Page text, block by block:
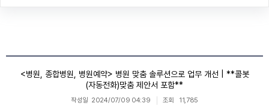
<병원, 종합병원, 병원예약> 병원 맞춤 솔루션으로 업무 개선 | **콜봇
(자동전화)맞춤 제안서 포함**
작성일 2024/07/09 04:39 조회 11,785